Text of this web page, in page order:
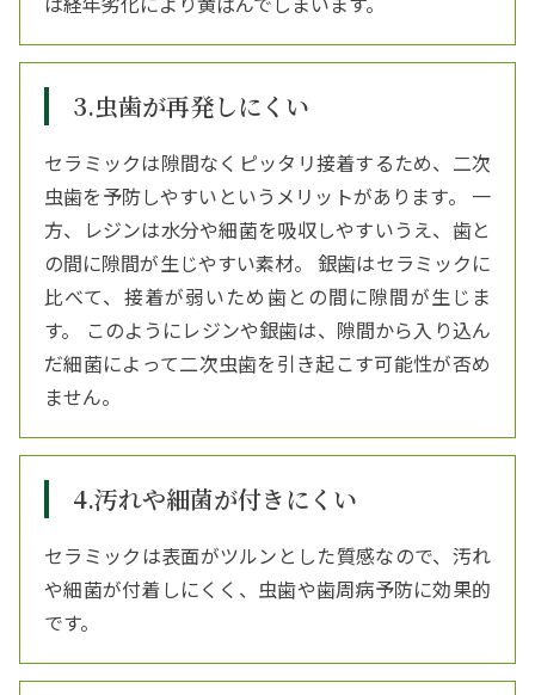
3.虫歯が再発しにくい
セラミックは隙間なくピッタリ接着するため、二次
虫歯を予防しやすいというメリットがあります。 一
方、レジンは水分や細菌を吸収しやすいうえ、歯と
の間に隙間が生じやすい素材。 銀歯はセラミックに
比べて、接着が弱いため歯との間に隙間が生じま
す。 このようにレジンや銀歯は、隙間から入り込ん
だ細菌によって二次虫歯を引き起こす可能性が否め
ません。
4.汚れや細菌が付きにくい
セラミックは表面がツルンとした質感なので、汚れ
や細菌が付着しにくく、虫歯や歯周病予防に効果的
です。